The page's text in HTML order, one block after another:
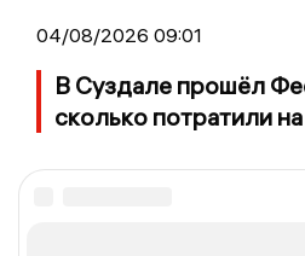
04/08/2026 09:01
В Суздале прошёл
сколько потратили